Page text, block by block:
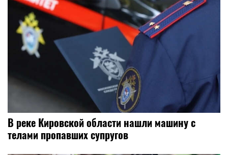
В реке Кировской области нашли машину с
телами пропавших супругов